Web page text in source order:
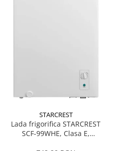
STARCREST
Lada frigorifica STARCREST
SCF-99WHE, Clasa E,